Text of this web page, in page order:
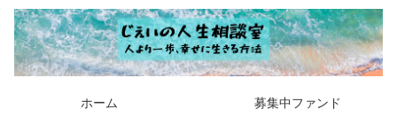
ホーム 募集中ファンド